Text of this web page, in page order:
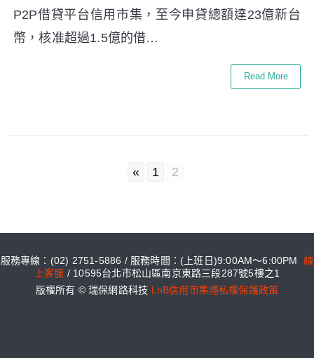
P2P借貸平台信用市集，至今申貸總額達23億新台
幣，核准超過1.5億的借…
Read More
« 1 2
服務專線：(02) 2751-5886 / 服務時間：(上班日)9:00AM～6:00PM線
上客服 / 10595台北市松山區南京東路三段287號5樓之1
版權所有 © 瑞保網路科技 LnB信用市集隱私權保護政策